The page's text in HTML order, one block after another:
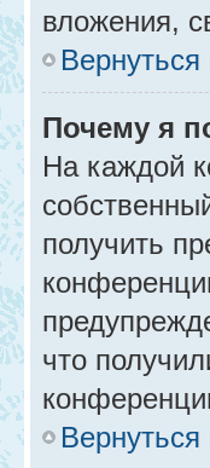
вложения,
Вернуться
Почему я
На каждой
получить
что
Вернуться